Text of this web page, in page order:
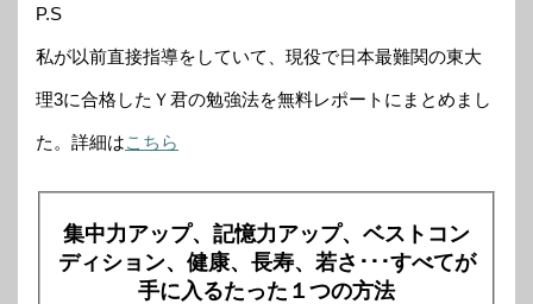
P.S
私が以前直接指導をしていて、現役で日本最難関の東大
理3に合格したＹ君の勉強法を無料レポートにまとめまし
た。詳細はこちら
集中力アップ、記憶力アップ、ベストコン
ディション、健康、長寿、若さ･･･すべてが
手に入るたった１つの方法